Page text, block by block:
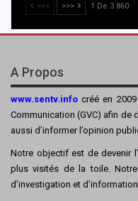
<<< >>> 1 De 3 860
A Propos
www.sentv.info créé en
Communication (GVC) afin de
aussi d’informer l’opinion
Notre objectif est de devenir
plus visités de la toile.
d’investigation et